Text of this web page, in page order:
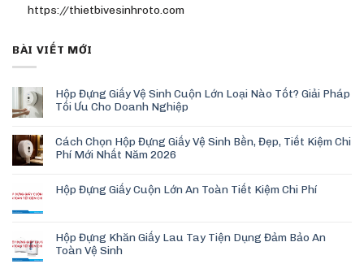
https://thietbivesinhroto.com
BÀI VIẾT MỚI
Hộp Đựng Giấy Vệ Sinh Cuộn Lớn Loại Nào Tốt? Giải Pháp
Tối Ưu Cho Doanh Nghiệp
Cách Chọn Hộp Đựng Giấy Vệ Sinh Bền, Đẹp, Tiết Kiệm Chi
Phí Mới Nhất Năm 2026
Hộp Đựng Giấy Cuộn Lớn An Toàn Tiết Kiệm Chi Phí
Hộp Đựng Khăn Giấy Lau Tay Tiện Dụng Đảm Bảo An
Toàn Vệ Sinh